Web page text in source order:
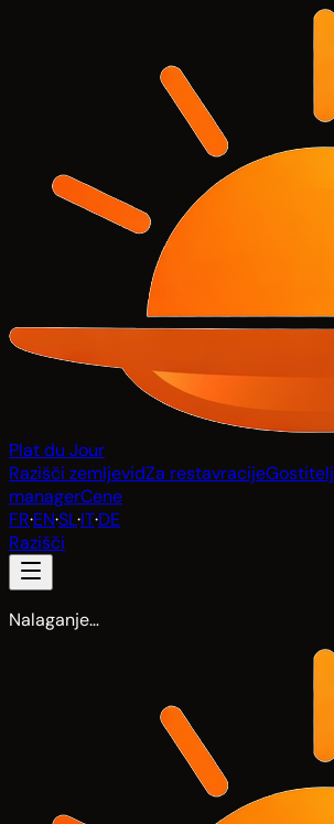
Plat du Jour
Razišči zemljevidZa restavracije
managerCene
FR·EN·SL·IT·DE
Razišči
Nalaganje…